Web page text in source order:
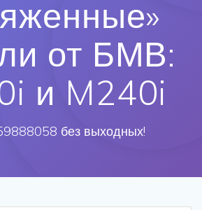
от БМВ:
и M240i
без выходных!